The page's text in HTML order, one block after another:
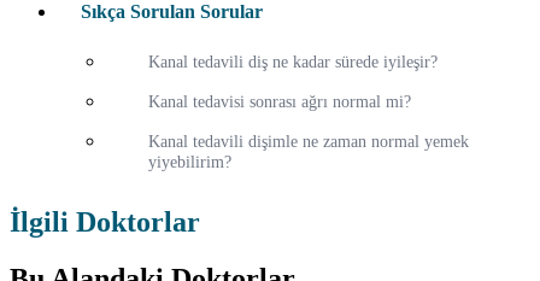
Sıkça Sorulan Sorular
Kanal tedavili diş ne kadar sürede iyileşir?
Kanal tedavisi sonrası ağrı normal mi?
Kanal tedavili dişimle ne zaman normal yemek
yiyebilirim?
İlgili Doktorlar